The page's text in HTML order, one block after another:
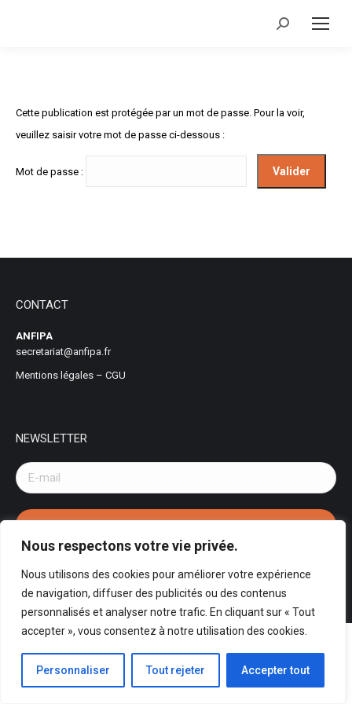
Nous respectons votre vie privée.
Nous utilisons des cookies pour améliorer votre expérience
de navigation, diffuser des publicités ou des contenus
personnalisés et analyser notre trafic. En cliquant sur « Tout
accepter », vous consentez à notre utilisation des cookies.
Personnaliser Tout rejeter Accepter tout
Recherche
Cette publication est protégée par un mot de passe. Pour la voir,
veuillez saisir votre mot de passe ci-dessous :
Mot de passe :
CONTACT
ANFIPA
secretariat@anfipa.fr
Mentions légales – CGU
NEWSLETTER
©2025 ANFIPA / OVERCOME. Copyright ©ANFIPA. Tout droit réservé.